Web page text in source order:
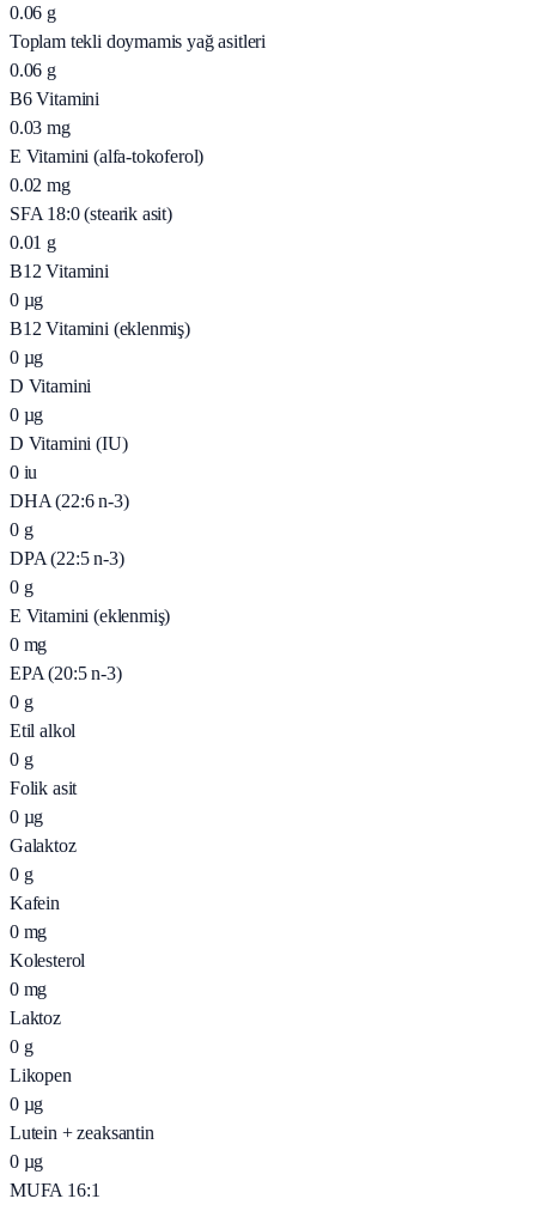
0.06 g
Toplam tekli doymamis yağ asitleri
0.06 g
B6 Vitamini
0.03 mg
E Vitamini (alfa-tokoferol)
0.02 mg
SFA 18:0 (stearik asit)
0.01 g
B12 Vitamini
0 µg
B12 Vitamini (eklenmiş)
0 µg
D Vitamini
0 µg
D Vitamini (IU)
0 iu
DHA (22:6 n-3)
0 g
DPA (22:5 n-3)
0 g
E Vitamini (eklenmiş)
0 mg
EPA (20:5 n-3)
0 g
Etil alkol
0 g
Folik asit
0 µg
Galaktoz
0 g
Kafein
0 mg
Kolesterol
0 mg
Laktoz
0 g
Likopen
0 µg
Lutein + zeaksantin
0 µg
MUFA 16:1